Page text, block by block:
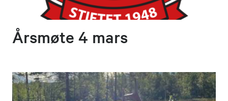
Årsmøte 4 mars